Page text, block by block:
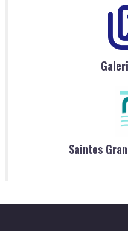
Saintes